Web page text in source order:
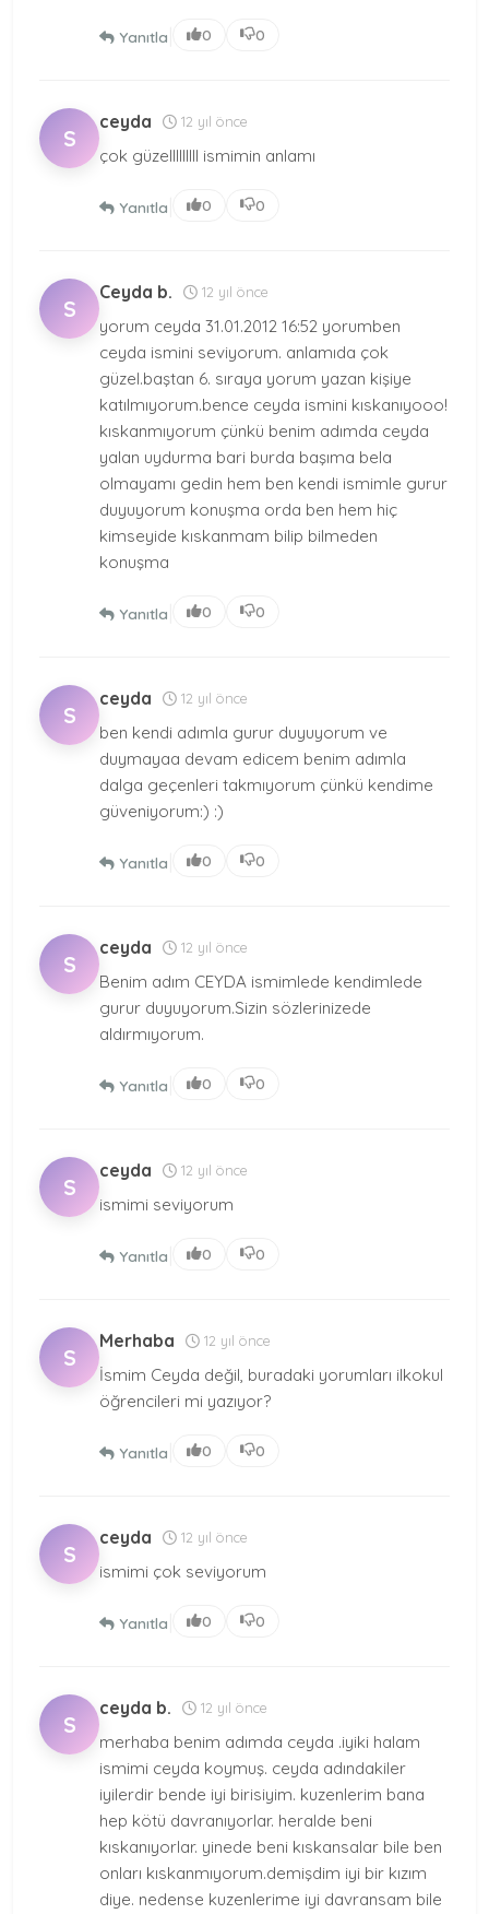
Yanıtla 0 0
S
ceyda 12 yıl önce
çok güzelllllllll ismimin anlamı
Yanıtla 0 0
S
Ceyda b. 12 yıl önce
yorum ceyda 31.01.2012 16:52 yorumben
ceyda ismini seviyorum. anlamıda çok
güzel.baştan 6. sıraya yorum yazan kişiye
katılmıyorum.bence ceyda ismini kıskanıyooo!
kıskanmıyorum çünkü benim adımda ceyda
yalan uydurma bari burda başıma bela
olmayamı gedin hem ben kendi ismimle gurur
duyuyorum konuşma orda ben hem hiç
kimseyide kıskanmam bilip bilmeden
konuşma
Yanıtla 0 0
S
ceyda 12 yıl önce
ben kendi adımla gurur duyuyorum ve
duymayaa devam edicem benim adımla
dalga geçenleri takmıyorum çünkü kendime
güveniyorum:) :)
Yanıtla 0 0
S
ceyda 12 yıl önce
Benim adım CEYDA ismimlede kendimlede
gurur duyuyorum.Sizin sözlerinizede
aldırmıyorum.
Yanıtla 0 0
S
ceyda 12 yıl önce
ismimi seviyorum
Yanıtla 0 0
S
Merhaba 12 yıl önce
İsmim Ceyda değil, buradaki yorumları ilkokul
öğrencileri mi yazıyor?
Yanıtla 0 0
S
ceyda 12 yıl önce
ismimi çok seviyorum
Yanıtla 0 0
S
ceyda b. 12 yıl önce
merhaba benim adımda ceyda .iyiki halam
ismimi ceyda koymuş. ceyda adındakiler
iyilerdir bende iyi birisiyim. kuzenlerim bana
hep kötü davranıyorlar. heralde beni
kıskanıyorlar. yinede beni kıskansalar bile ben
onları kıskanmıyorum.demişdim iyi bir kızım
diye. nedense kuzenlerime iyi davransam bile